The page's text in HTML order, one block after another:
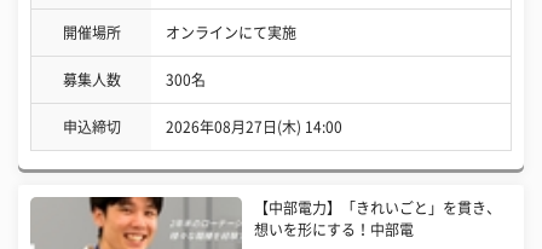
開催場所 オンラインにて実施
募集人数 300名
申込締切 2026年08月27日(木) 14:00
【中部電力】「きれいごと」を貫き、
想いを形にする！中部電